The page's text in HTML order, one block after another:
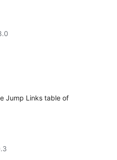
Jump Links table of